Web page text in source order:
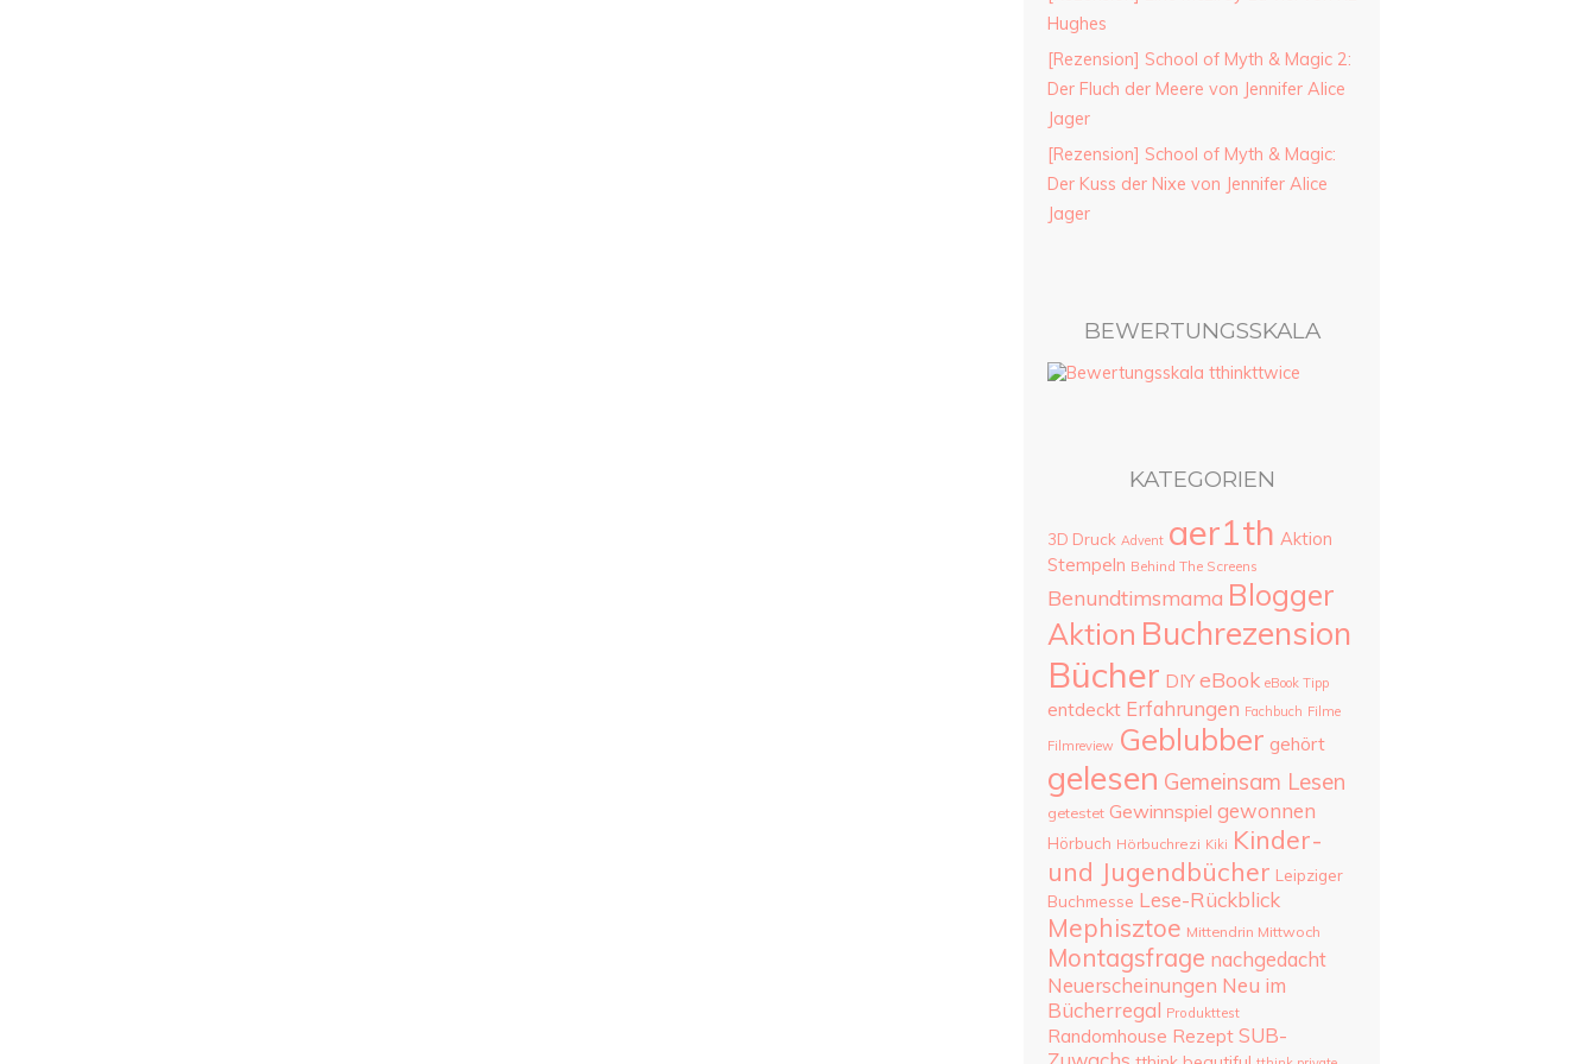
Hughes
[Rezension] School of Myth & Magic 2:
Der Fluch der Meere von Jennifer Alice
Jager
[Rezension] School of Myth & Magic:
Der Kuss der Nixe von Jennifer Alice
Jager
BEWERTUNGSSKALA
KATEGORIEN
3D Druck Advent aer1th Aktion
Stempeln Behind The Screens
Benundtimsmama Blogger
Aktion Buchrezension
Bücher DIY eBook eBook Tipp
entdeckt Erfahrungen Fachbuch Filme
Filmreview Geblubber gehört
gelesen Gemeinsam Lesen
getestet Gewinnspiel gewonnen
Hörbuch Hörbuchrezi Kiki Kinder-
und Jugendbücher Leipziger
Buchmesse Lese-Rückblick
Mephisztoe Mittendrin Mittwoch
Montagsfrage nachgedacht
Neuerscheinungen Neu im
Bücherregal Produkttest
Randomhouse Rezept SUB-